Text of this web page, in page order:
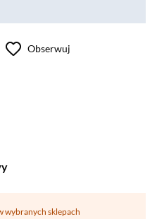
Obserwuj
wybranych sklepach